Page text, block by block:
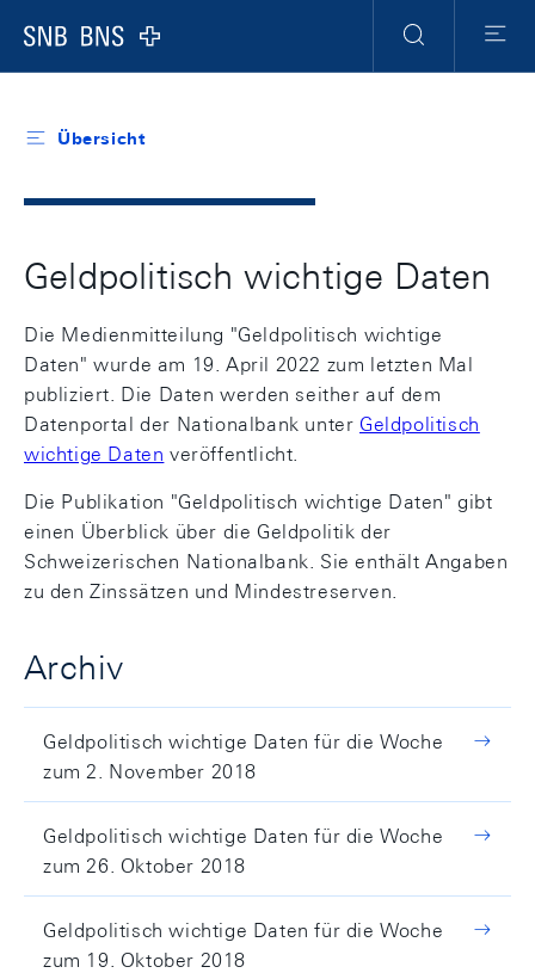
Logo
Navigation
Suche Menu
Übersicht
Geldpolitisch wichtige Daten
Die Medienmitteilung "Geldpolitisch wichtige
Daten" wurde am 19. April 2022 zum letzten Mal
publiziert. Die Daten werden seither auf dem
Datenportal der Nationalbank unterGeldpolitisch
wichtige Daten veröffentlicht.
Die Publikation "Geldpolitisch wichtige Daten" gibt
einen Überblick über die Geldpolitik der
Schweizerischen Nationalbank. Sie enthält Angaben
zu den Zinssätzen und Mindestreserven.
Archiv
Geldpolitisch wichtige Daten für die Woche
zum 2. November 2018
Geldpolitisch wichtige Daten für die Woche
zum 26. Oktober 2018
Geldpolitisch wichtige Daten für die Woche
zum 19. Oktober 2018